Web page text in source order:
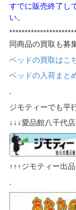
すでに販売終了し
い。
同商品の買取も募
ベッドの買取はこ
ベッドの入荷まと
.
ジモティーでも平
↓↓↓愛品館八千代
↑↑↑ジモティー出
.